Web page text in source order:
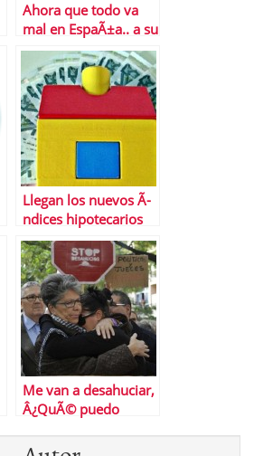
Ahora que todo va
mal en EspaÃ±a.. a su
banca no le queda
otra que volver a
innovar en Hipotecas
Llegan los nuevos Ã­
ndices hipotecarios
Me van a desahuciar,
Â¿QuÃ© puedo